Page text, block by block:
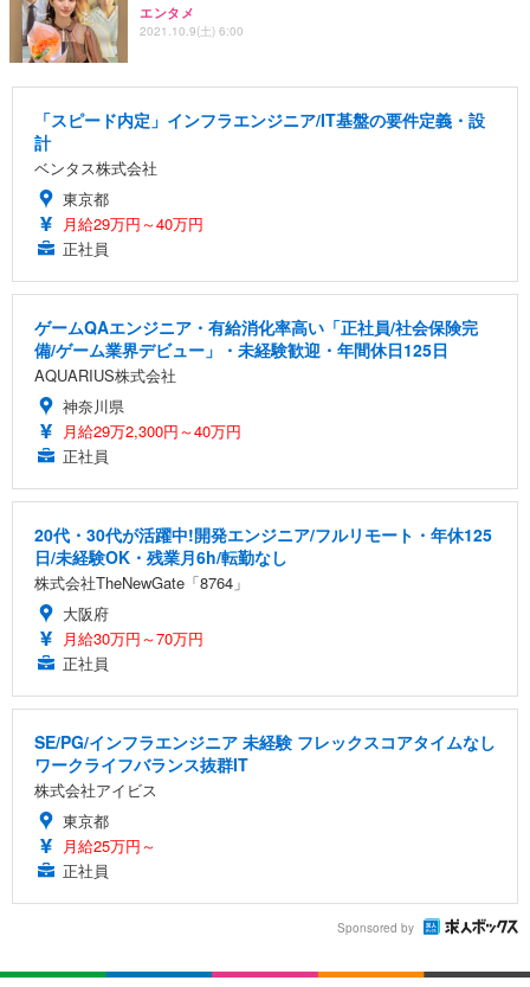
エンタメ
2021.10.9(土) 6:00
「スピード内定」インフラエンジニア/IT基盤の要件定義・設
計
ベンタス株式会社
東京都
月給29万円～40万円
正社員
ゲームQAエンジニア・有給消化率高い「正社員/社会保険完
備/ゲーム業界デビュー」・未経験歓迎・年間休日125日
AQUARIUS株式会社
神奈川県
月給29万2,300円～40万円
正社員
20代・30代が活躍中!開発エンジニア/フルリモート・年休125
日/未経験OK・残業月6h/転勤なし
株式会社TheNewGate「8764」
大阪府
月給30万円～70万円
正社員
SE/PG/インフラエンジニア 未経験 フレックスコアタイムなし
ワークライフバランス抜群IT
株式会社アイビス
東京都
月給25万円～
正社員
Sponsored by